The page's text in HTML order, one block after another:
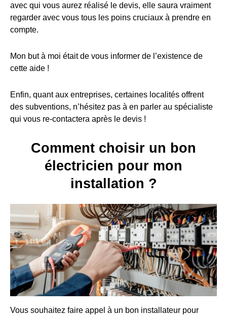
avec qui vous aurez réalisé le devis, elle saura vraiment
regarder avec vous tous les poins cruciaux à prendre en
compte.
Mon but à moi était de vous informer de l’existence de
cette aide !
Enfin, quant aux entreprises, certaines localités offrent
des subventions, n’hésitez pas à en parler au spécialiste
qui vous re-contactera après le devis !
Comment choisir un bon
électricien pour mon
installation ?
Vous souhaitez faire appel à un bon installateur pour